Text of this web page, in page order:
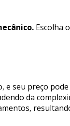
Escolha
seu preço
da